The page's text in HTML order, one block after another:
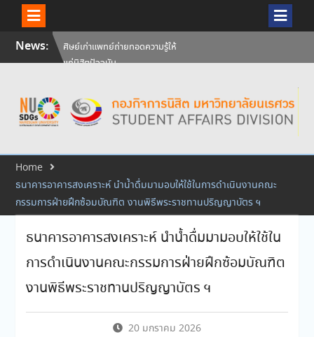
SkipNews:
ศิษย์เก่าแพทย์ถ่ายทอดความรู้ให้
แก่นิสิตปัจจุบัน
วันคล้ายวันสถาปนามหาวิทยาลัย
กรกฎาคม 2569
สัมภาษณ์นิสิตเพื่อพิจารณาเข้ารับ
ทุนการศึกษามหาวิทยาลัยนเรศวร
Home
ธนาคารอาคารสงเคราะห์ นำน้ำดื่มมามอบให้ใช้ในการดำเนินงานคณะ
กรรมการฝ่ายฝึกซ้อมบัณฑิต งานพิธีพระราชทานปริญญาบัตร ฯ
ธนาคารอาคารสงเคราะห์ นำน้ำดื่มมามอบให้ใช้ใน
การดำเนินงานคณะกรรมการฝ่ายฝึกซ้อมบัณฑิต
งานพิธีพระราชทานปริญญาบัตร ฯ
20 มกราคม 2026